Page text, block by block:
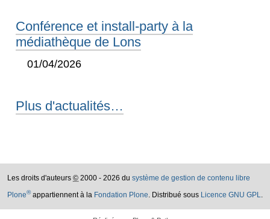
Conférence et install-party à la
médiathèque de Lons
01/04/2026
Plus d'actualités…
Les droits d'auteurs © 2000 - 2026 du système de gestion de contenu libre
Plone®appartiennent à la Fondation Plone. Distribué sous Licence GNU GPL.